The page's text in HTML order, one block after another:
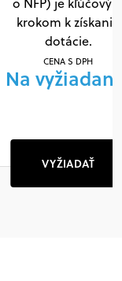
krokom k získaniu
dotácie.
CENA S DPH
Na
VYŽIADAŤ